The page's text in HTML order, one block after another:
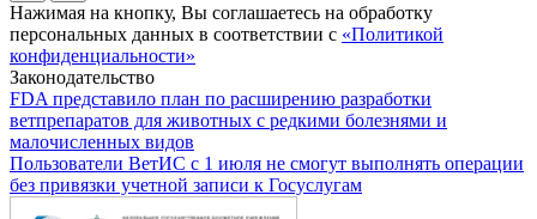
Нажимая на кнопку, Вы соглашаетесь на обработку
персональных данных в соответствии с «Политикой
конфиденциальности»
Законодательство
FDA представило план по расширению разработки
ветпрепаратов для животных с редкими болезнями и
малочисленных видов
Пользователи ВетИС с 1 июля не смогут выполнять операции
без привязки учетной записи к Госуслугам